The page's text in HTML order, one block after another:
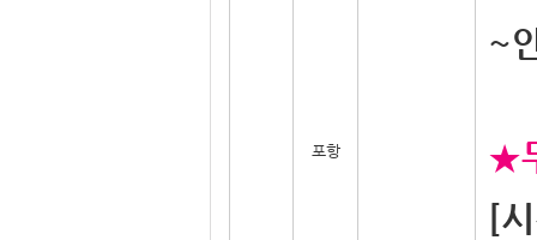
포항
~
★
[